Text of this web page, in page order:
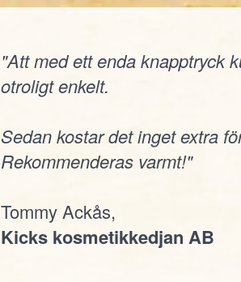
"Att med ett enda knapptryck
otroligt enkelt.
Sedan kostar det inget extra
Rekommenderas varmt!"
Tommy Ackås,
Kicks kosmetikkedjan AB